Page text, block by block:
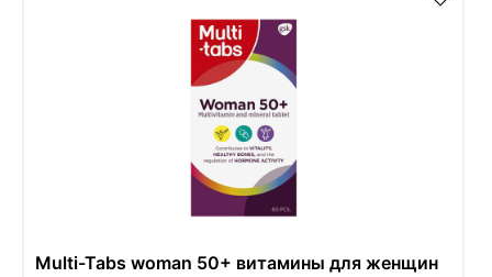
Multi-Tabs woman 50+ витамины для женщин